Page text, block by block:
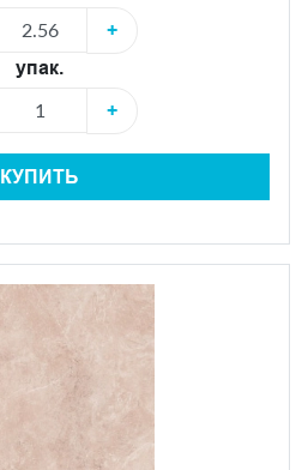
+
упак.
+
КУПИТЬ